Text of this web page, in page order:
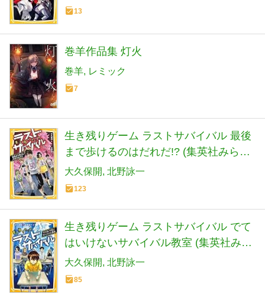
13
巻羊作品集 灯火
巻羊 レミック
7
生き残りゲーム ラストサバイバル 最後
まで歩けるのはだれだ!? (集英社みらい
文庫)
大久保開 北野詠一
123
生き残りゲーム ラストサバイバル でて
はいけないサバイバル教室 (集英社みら
い文庫)
大久保開 北野詠一
85